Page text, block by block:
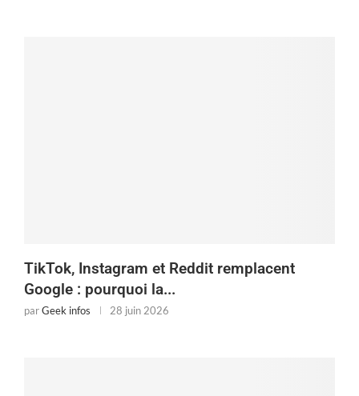
TikTok, Instagram et Reddit remplacent
Google : pourquoi la...
parGeek infos 28 juin 2026